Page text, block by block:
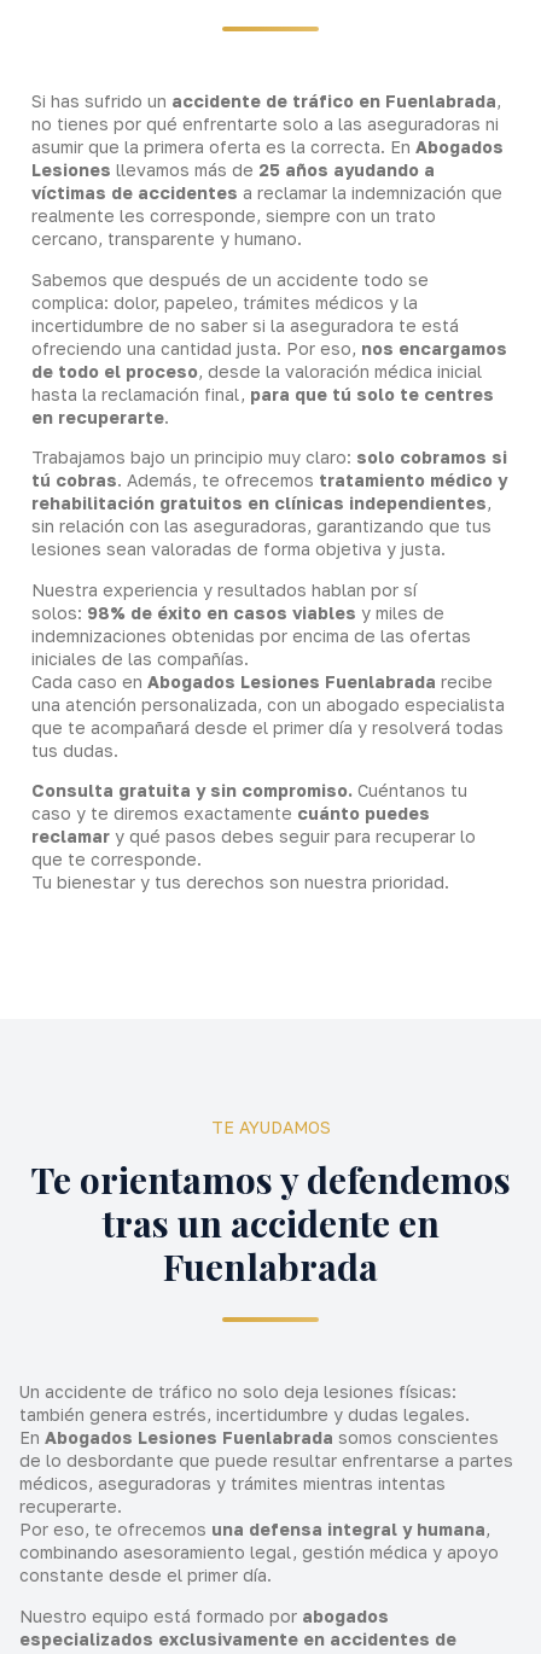
Si has sufrido un accidente de tráfico en Fuenlabrada,
no tienes por qué enfrentarte solo a las aseguradoras ni
asumir que la primera oferta es la correcta. En Abogados
Lesiones llevamos más de 25 años ayudando a
víctimas de accidentes a reclamar la indemnización que
realmente les corresponde, siempre con un trato
cercano, transparente y humano.
Sabemos que después de un accidente todo se
complica: dolor, papeleo, trámites médicos y la
incertidumbre de no saber si la aseguradora te está
ofreciendo una cantidad justa. Por eso, nos encargamos
de todo el proceso, desde la valoración médica inicial
hasta la reclamación final, para que tú solo te centres
en recuperarte.
Trabajamos bajo un principio muy claro: solo cobramos si
tú cobras. Además, te ofrecemos tratamiento médico y
rehabilitación gratuitos en clínicas independientes,
sin relación con las aseguradoras, garantizando que tus
lesiones sean valoradas de forma objetiva y justa.
Nuestra experiencia y resultados hablan por sí
solos: 98% de éxito en casos viables y miles de
indemnizaciones obtenidas por encima de las ofertas
iniciales de las compañías.
Cada caso en Abogados Lesiones Fuenlabrada recibe
una atención personalizada, con un abogado especialista
que te acompañará desde el primer día y resolverá todas
tus dudas.
Consulta gratuita y sin compromiso. Cuéntanos tu
caso y te diremos exactamente cuánto puedes
reclamar y qué pasos debes seguir para recuperar lo
que te corresponde.
Tu bienestar y tus derechos son nuestra prioridad.
TE AYUDAMOS
Te orientamos y defendemos
tras un accidente en
Fuenlabrada
Un accidente de tráfico no solo deja lesiones físicas:
también genera estrés, incertidumbre y dudas legales.
En Abogados Lesiones Fuenlabrada somos conscientes
de lo desbordante que puede resultar enfrentarse a partes
médicos, aseguradoras y trámites mientras intentas
recuperarte.
Por eso, te ofrecemos una defensa integral y humana,
combinando asesoramiento legal, gestión médica y apoyo
constante desde el primer día.
Nuestro equipo está formado por abogados
especializados exclusivamente en accidentes de